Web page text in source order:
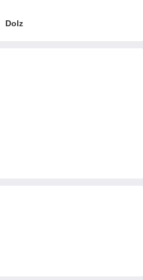
Dolz